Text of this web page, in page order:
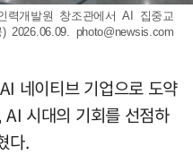
력개발원 창조관에서 AI 집중교
2026.06.09. photo@newsis.com
네이티브 기업으로 도약
시대의 기회를 선점하
다.